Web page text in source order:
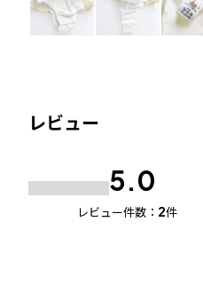
レビュー
5.0
レビュー件数： 2件